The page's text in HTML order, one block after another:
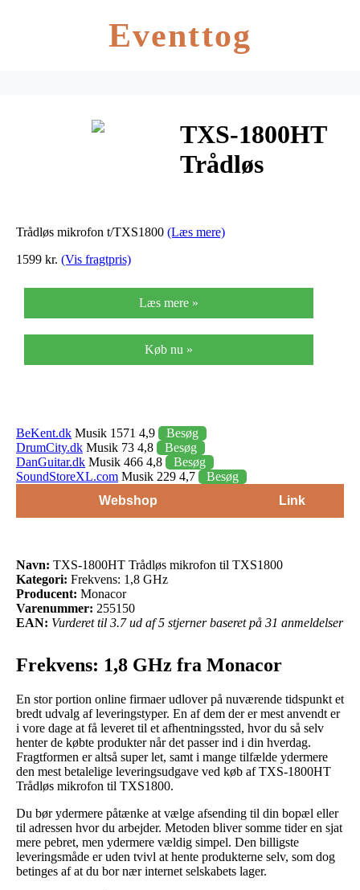
Eventtog
TXS-1800HT
Trådløs
TXS1800
Trådløs mikrofon t/TXS1800 (Læs mere)
1599 kr. (Vis fragtpris)
Læs mere »
Køb nu »
BeKent.dk Musik 1571 4,9
Besøg
DrumCity.dk Musik 73 4,8
Besøg
DanGuitar.dk Musik 466 4,8
Besøg
SoundStoreXL.com Musik 229 4,7
Besøg
Webshop
Link
Navn: TXS-1800HT Trådløs mikrofon til TXS1800
Kategori: Frekvens: 1,8 GHz
Producent: Monacor
Varenummer: 255150
EAN: Vurderet til 3.7 ud af 5 stjerner baseret på 31 anmeldelser
Frekvens: 1,8 GHz fra Monacor
En stor portion online firmaer udlover på nuværende tidspunkt et
bredt udvalg af leveringstyper. En af dem der er mest anvendt er
i vore dage at få leveret til et afhentningssted, hvor du så selv
henter de købte produkter når det passer ind i din hverdag.
Fragtformen er altså super let, samt i mange tilfælde ydermere
den mest betalelige leveringsudgave ved køb af TXS-1800HT
Trådløs mikrofon til TXS1800.
Du bør ydermere påtænke at vælge afsending til din bopæl eller
til adressen hvor du arbejder. Metoden bliver somme tider en sjat
mere pebret, men ydermere vældig simpel. Den billigste
leveringsmåde er uden tvivl at hente produkterne selv, som dog
betinges af at du bor nær internet selskabets lager.